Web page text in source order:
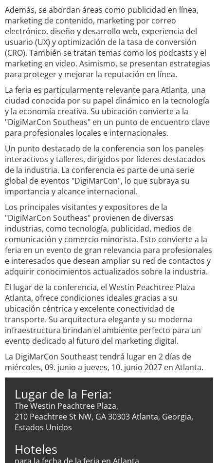
Además, se abordan áreas como publicidad en línea,
marketing de contenido, marketing por correo
electrónico, diseño y desarrollo web, experiencia del
usuario (UX) y optimización de la tasa de conversión
(CRO). También se tratan temas como los podcasts y el
marketing en video. Asimismo, se presentan estrategias
para proteger y mejorar la reputación en línea.
La feria es particularmente relevante para Atlanta, una
ciudad conocida por su papel dinámico en la tecnología
y la economía creativa. Su ubicación convierte a la
"DigiMarCon Southeas" en un punto de encuentro clave
para profesionales locales e internacionales.
Un punto destacado de la conferencia son los paneles
interactivos y talleres, dirigidos por líderes destacados
de la industria. La conferencia es parte de una serie
global de eventos "DigiMarCon", lo que subraya su
importancia y alcance internacional.
Los principales visitantes y expositores de la
"DigiMarCon Southeas" provienen de diversas
industrias, como tecnología, publicidad, medios de
comunicación y comercio minorista. Esto convierte a la
feria en un evento de gran relevancia para profesionales
e interesados que desean ampliar su red de contactos y
adquirir conocimientos actualizados sobre la industria.
El lugar de la conferencia, el Westin Peachtree Plaza
Atlanta, ofrece condiciones ideales gracias a su
ubicación céntrica y excelente conectividad de
transporte. Su arquitectura elegante y su moderna
infraestructura brindan el ambiente perfecto para un
evento dedicado al futuro del marketing digital.
La DigiMarCon Southeast tendrá lugar en 2 días de
miércoles, 09. junio a jueves, 10. junio 2027 en Atlanta.
Lugar de la Feria:
The Westin Peachtree Plaza,
210 Peachtree St NW, GA 30303 Atlanta, Georgia,
Estados Unidos
Hoteles